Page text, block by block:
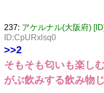
237: アケルナル(大阪府) [ID]
ID:CpURxlsq0
>>2
そもそも匂いも楽し
がぶ飲みする飲み物